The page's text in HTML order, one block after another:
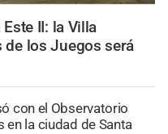
II: la Villa
de los Juegos será
con el Observatorio
en la ciudad de Santa